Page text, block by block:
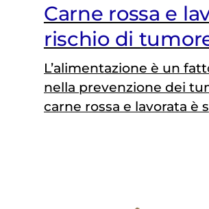
Carne rossa e
rischio di
L’alimentazione è un
nella prevenzione dei
carne rossa e lavorata è